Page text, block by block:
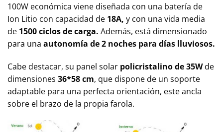
100W económica viene diseñada con una batería de
Ion Litio con capacidad de 18A, y con una vida media
de 1500 ciclos de carga. Además, está dimensionado
para una autonomía de 2 noches para días lluviosos.
Cabe destacar, su panel solar policristalino de 35Wde
dimensiones 36*58 cm, que dispone de un soporte
adaptable para una perfecta orientación, este ancla
sobre el brazo de la propia farola.